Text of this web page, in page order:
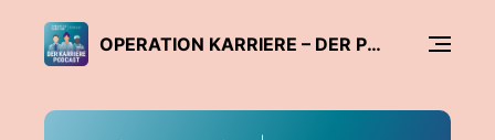
OPERATION KARRIERE – DER PODCAST